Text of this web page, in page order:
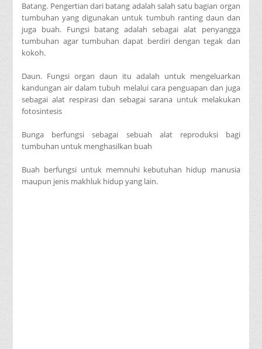
Batang. Pengertian dari batang adalah salah satu bagian organ
tumbuhan yang digunakan untuk tumbuh ranting daun dan
juga buah. Fungsi batang adalah sebagai alat penyangga
tumbuhan agar tumbuhan dapat berdiri dengan tegak dan
kokoh.
Daun. Fungsi organ daun itu adalah untuk mengeluarkan
kandungan air dalam tubuh melalui cara penguapan dan juga
sebagai alat respirasi dan sebagai sarana untuk melakukan
fotosintesis
Bunga berfungsi sebagai sebuah alat reproduksi bagi
tumbuhan untuk menghasilkan buah
Buah berfungsi untuk memnuhi kebutuhan hidup manusia
maupun jenis makhluk hidup yang lain.